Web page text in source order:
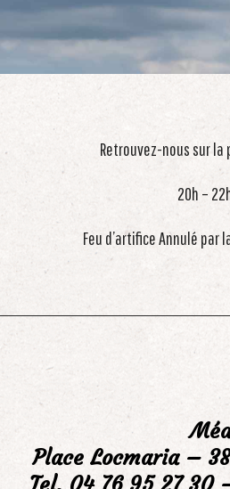
Retrouvez-nous sur
20h –
Feu d’artifice Annulé
Place Locmaria –